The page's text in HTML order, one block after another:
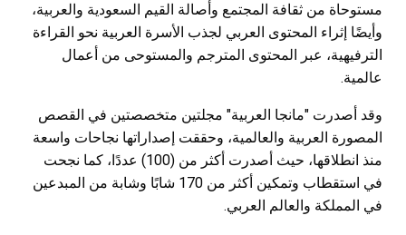
مستوحاة من ثقافة المجتمع وأصالة القيم السعودية والعربية،
وأيضًا إثراء المحتوى العربي لجذب الأسرة العربية نحو القراءة
الترفيهية، عبر المحتوى المترجم والمستوحى من أعمال
عالمية.
وقد أصدرت "مانجا العربية" مجلتين متخصصتين في القصص
المصورة العربية والعالمية، وحققت إصداراتها نجاحات واسعة
منذ انطلاقها، حيث أصدرت أكثر من (100) عددًا، كما نجحت
في استقطاب وتمكين أكثر من 170 شابًا وشابة من المبدعين
في المملكة والعالم العربي.